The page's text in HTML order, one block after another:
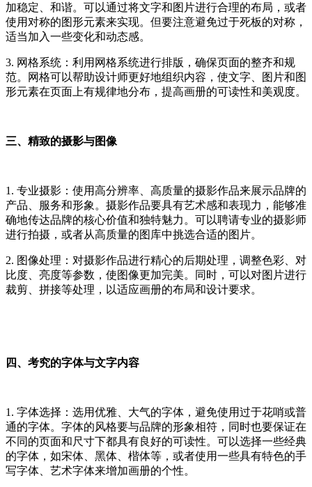
加稳定、和谐。可以通过将文字和图片进行合理的布局，或者
使用对称的图形元素来实现。但要注意避免过于死板的对称，
适当加入一些变化和动态感。
3. 网格系统：利用网格系统进行排版，确保页面的整齐和规
范。网格可以帮助设计师更好地组织内容，使文字、图片和图
形元素在页面上有规律地分布，提高画册的可读性和美观度。
三、精致的摄影与图像
1. 专业摄影：使用高分辨率、高质量的摄影作品来展示品牌的
产品、服务和形象。摄影作品要具有艺术感和表现力，能够准
确地传达品牌的核心价值和独特魅力。可以聘请专业的摄影师
进行拍摄，或者从高质量的图库中挑选合适的图片。
2. 图像处理：对摄影作品进行精心的后期处理，调整色彩、对
比度、亮度等参数，使图像更加完美。同时，可以对图片进行
裁剪、拼接等处理，以适应画册的布局和设计要求。
四、考究的字体与文字内容
1. 字体选择：选用优雅、大气的字体，避免使用过于花哨或普
通的字体。字体的风格要与品牌的形象相符，同时也要保证在
不同的页面和尺寸下都具有良好的可读性。可以选择一些经典
的字体，如宋体、黑体、楷体等，或者使用一些具有特色的手
写字体、艺术字体来增加画册的个性。